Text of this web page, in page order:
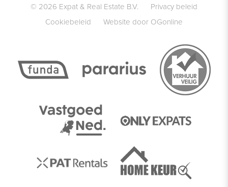
© 2026 Expat & Real Estate B.V.
Privacy beleid
Cookiebeleid
Website door OGonline